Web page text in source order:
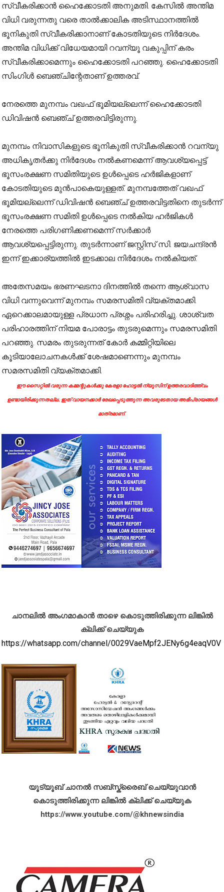
സ്വീകരിക്കാന്‍ ഹൈക്കോടതി അനുമതി. കേസിൽ അന്തിമ
വിധി വരുന്നതു വരെ താല്‍ക്കാലിക അടിസ്ഥാനത്തില്‍
ഭൂനികുതി സ്വീകരിക്കാനാണ് കോടതിയുടെ നിർദേശം.
അന്തിമ വിധിക്ക് വിധേയമായി റവന്യൂ വകുപ്പിന് കരം
സ്വീകരിക്കാമെന്നും ഹൈക്കോടതി പറഞ്ഞു. ഹൈക്കോടതി
സിംഗിള്‍ ബെഞ്ചിന്റേതാണ് ഉത്തരവ്.
നേരത്തെ മുനമ്പം വഖഫ് ഭൂമിയല്ലെന്ന് ഹൈക്കോടതി
ഡിവിഷൻ ബെഞ്ച് ഉത്തരവിട്ടിരുന്നു.
മുനമ്പം നിവാസികളുടെ ഭൂനികുതി സ്വീകരിക്കാൻ റവന്യു
അധികൃതർക്കു നിർദേശം നൽകണമെന്ന് ആവശ്യപ്പെട്ട്
ഭൂസംരക്ഷണ സമിതിയുടെ ഉൾപ്പെടെ ഹർജികളാണ്
കോടതിയുടെ മുൻപാകെയുള്ളത്. മുനമ്പത്തേത് വഖഫ്
ഭൂമിയല്ലെന്ന് ഡിവിഷൻ ബെഞ്ച് ഉത്തരവിട്ടതിനെ തുടർന്ന്
ഭൂസംരക്ഷണ സമിതി ഉൾപ്പെടെ നൽകിയ ഹർജികൾ
നേരത്തെ പരിഗണിക്കണമെന്ന് സർക്കാർ
ആവശ്യപ്പെട്ടിരുന്നു. തുടർന്നാണ് ജസ്റ്റിസ് സി. ജയചന്ദ്രൻ
ഇന്ന് ഇക്കാര്യത്തിൽ ഇടക്കാല നിർദേശം നൽകിയത്.
അതേസമയം ഭരണഘടനാ ദിനത്തിൽ തന്നെ ആശ്വാസ
വിധി വന്നുവെന്ന് മുനമ്പം സമരസമിതി വ്യക്തമാക്കി.
ഏറെക്കാലമായുള്ള പ്രധാന പ്രശ്നം പരിഹരിച്ചു. ശാശ്വത
പരിഹാരത്തിന് നിയമ പോരാട്ടം തുടരുമെന്നും സമരസമിതി
പറഞ്ഞു. സമരം തുടരുന്നത് കോർ കമ്മിറ്റിയിലെ
കൂടിയാലോചനകൾക്ക് ശേഷമാണെന്നും മുനമ്പം
സമരസമിതി വ്യക്തമാക്കി.
ഈ സൈറ്റിൽ വരുന്ന കമ്മന്റുകൾക്കു കേരളാ ഹോട്ടൽ ന്യൂസിന് ഉത്തരവാദിത്ത്വം
ഉണ്ടായിരിക്കുന്നതല്ല. ഇത് വായനക്കാർ രേഖപ്പെടുത്തുന്ന അവരുടേതായ അഭിപ്രായങ്ങൾ
മാത്രമാണ്.
ചാനലിൽ അംഗമാകാൻ താഴെ കൊടുത്തിരിക്കുന്ന ലിങ്കിൽ
ക്ലിക്ക് ചെയ്യുക
https://whatsapp.com/channel/0029VaeMpf2JENy6g4eaqV0V
യൂട്യൂബ് ചാനൽ സബ്സ്ക്രൈബ് ചെയ്യുവാൻ
കൊടുത്തിരിക്കുന്ന ലിങ്കിൽ ക്ലിക്ക് ചെയ്യുക
https://www.youtube.com/@khnewsindia